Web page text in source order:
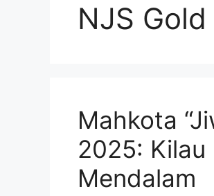
NJS
Mahkota
2025: Kilau
Mendalam